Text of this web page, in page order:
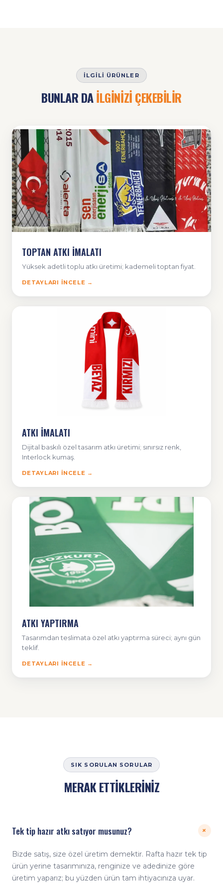
İLGILI ÜRÜNLER
BUNLAR DAİLGİNİZİ ÇEKEBİLİR
TOPTAN ATKI İMALATI
Yüksek adetli toplu atkı üretimi; kademeli toptan fiyat.
DETAYLARI İNCELE →
ATKI İMALATI
Dijital baskılı özel tasarım atkı üretimi; sınırsız renk,
Interlock kumaş.
DETAYLARI İNCELE →
ATKI YAPTIRMA
Tasarımdan teslimata özel atkı yaptırma süreci; aynı gün
teklif.
DETAYLARI İNCELE →
SIK SORULAN SORULAR
MERAK ETTİKLERİNİZ
Tek tip hazır atkı satıyor musunuz? +
Bizde satış, size özel üretim demektir. Rafta hazır tek tip
ürün yerine tasarımınıza, renginize ve adedinize göre
üretim yaparız; bu yüzden ürün tam ihtiyacınıza uyar.